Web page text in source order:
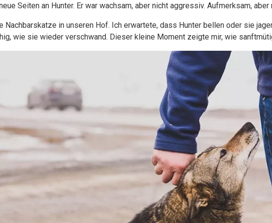
Seiten an Hunter. Er war wachsam, aber nicht aggressiv. Aufmerksam, aber
Nachbarskatze in unseren Hof. Ich erwartete, dass Hunter bellen oder sie
wie sie wieder verschwand. Dieser kleine Moment zeigte mir, wie